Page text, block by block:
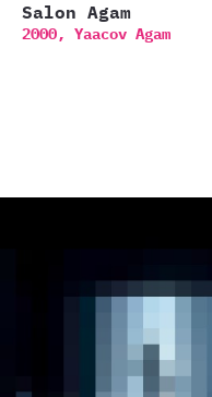
Salon Agam
2000, Yaacov Agam